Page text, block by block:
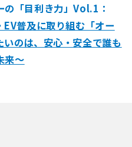
の「目利き力」Vol.1：
普及に取り組む「オー
いのは、安心・安全で誰も
来〜